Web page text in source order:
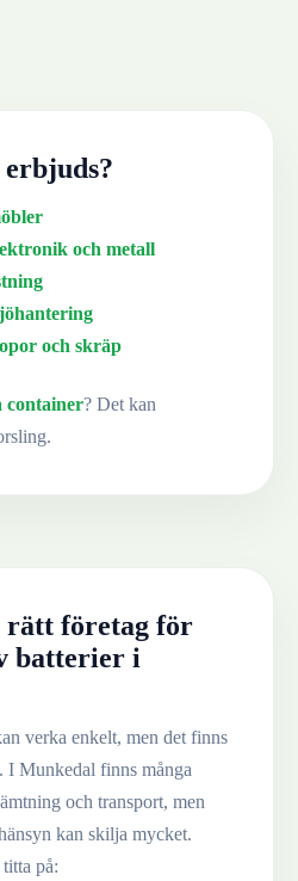
och metall
och skräp
container? Det kan
företag för
batterier i
verka enkelt, men det finns
I Munkedal finns många
och transport, men
kan skilja mycket.
på: